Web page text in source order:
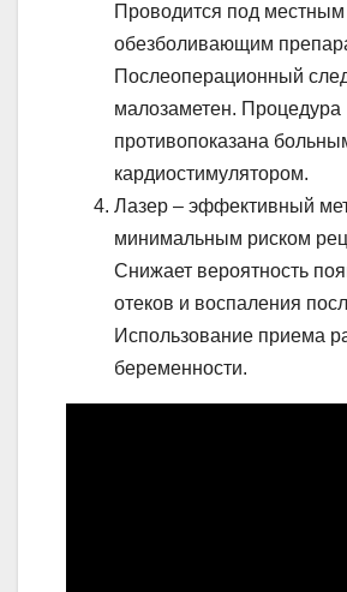
Проводится под местным
обезболивающим
Послеоперационный
малозаметен. Процедура
противопоказана
кардиостимулятором.
Лазер – эффективный
минимальным риском
Снижает вероятность
отеков и воспаления
Использование приема
беременности.